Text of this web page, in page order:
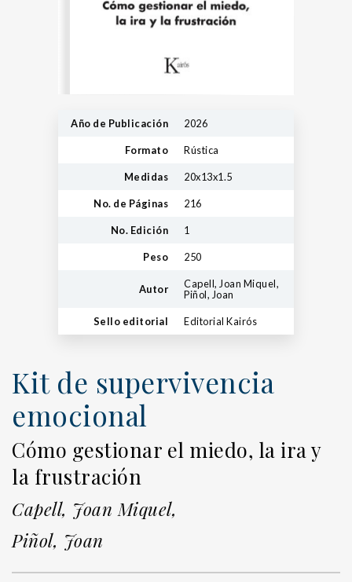
Año de Publicación 2026
Formato Rústica
Medidas 20x13x1.5
No. de Páginas 216
No. Edición 1
Peso 250
Autor
Capell, Joan Miquel,
Piñol, Joan
Sello editorial Editorial Kairós
Kit de supervivencia
emocional
Cómo gestionar el miedo, la ira y
la frustración
Capell, Joan Miquel,
Piñol, Joan